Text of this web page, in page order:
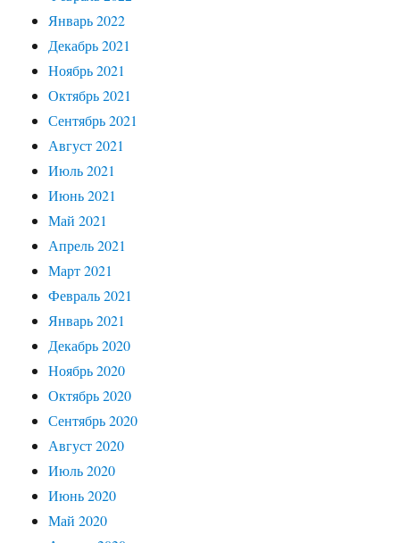
Январь 2022
Декабрь 2021
Ноябрь 2021
Октябрь 2021
Сентябрь 2021
Август 2021
Июль 2021
Июнь 2021
Май 2021
Апрель 2021
Март 2021
Февраль 2021
Январь 2021
Декабрь 2020
Ноябрь 2020
Октябрь 2020
Сентябрь 2020
Август 2020
Июль 2020
Июнь 2020
Май 2020